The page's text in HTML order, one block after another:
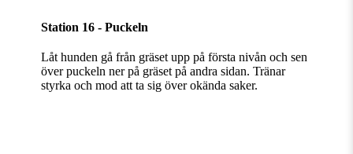
Station 16 - Puckeln
Låt hunden gå från gräset upp på första nivån och sen
över puckeln ner på gräset på andra sidan. Tränar
styrka och mod att ta sig över okända saker.